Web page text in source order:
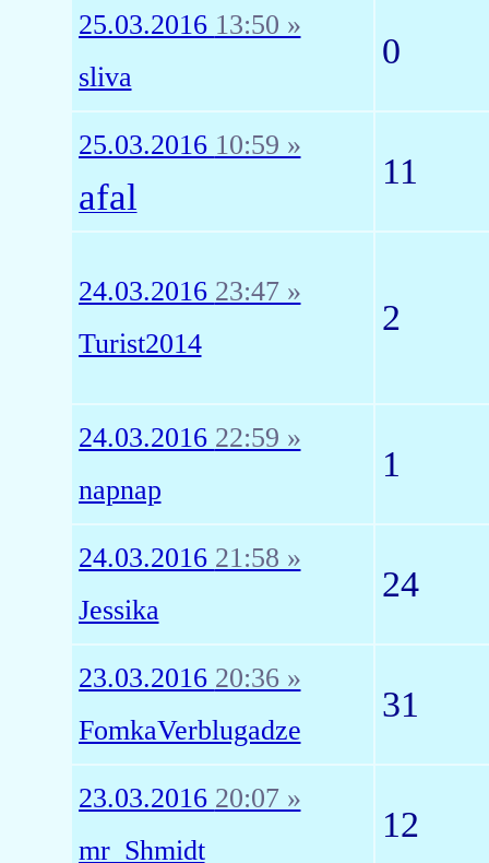
25.03.2016 13:50 »
sliva
0
25.03.2016 10:59 »
afal
11
24.03.2016 23:47 »
Turist2014
2
24.03.2016 22:59 »
napnap
1
24.03.2016 21:58 »
Jessika
24
23.03.2016 20:36 »
FomkaVerblugadze
31
23.03.2016 20:07 »
mr_Shmidt
12